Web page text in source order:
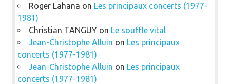
Roger Lahana on Les principaux concerts (1977-
1981)
Christian TANGUYon Le souffle vital
Jean-Christophe Alluin on Les principaux
concerts (1977-1981)
Jean-Christophe Alluin on Les principaux
concerts (1977-1981)